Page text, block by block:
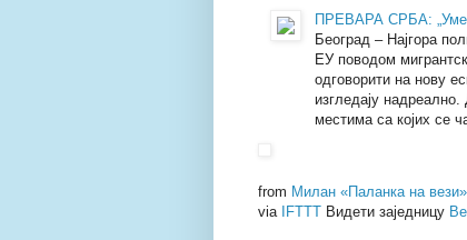
ПРЕВАРА СРБА:
Београд – Најгора
ЕУ поводом
одговорити на нову
изгледају
местима са којих се
from Милан «Паланка на
via IFTTT Видети заједницу